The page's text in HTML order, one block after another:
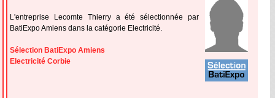
L'entreprise Lecomte Thierry a été sélectionnée par
BatiExpo Amiens dans la catégorie Electricité.
Sélection BatiExpo Amiens
Electricité Corbie